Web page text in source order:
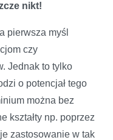
nikt!
pierwsza myśl
czy
Jednak to tylko
o potencjał tego
można bez
kształty np. poprzez
zastosowanie w tak